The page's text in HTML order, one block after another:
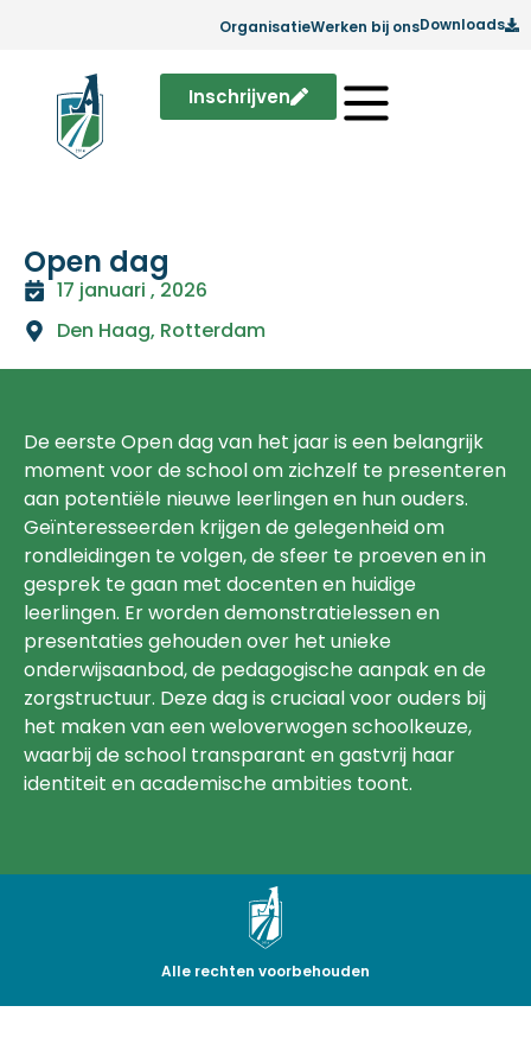
OrganisatieWerken bij onsDownloads
Inschrijven
Open dag
17 januari , 2026
Den Haag, Rotterdam
De eerste Open dag van het jaar is een belangrijk
moment voor de school om zichzelf te presenteren
aan potentiële nieuwe leerlingen en hun ouders.
Geïnteresseerden krijgen de gelegenheid om
rondleidingen te volgen, de sfeer te proeven en in
gesprek te gaan met docenten en huidige
leerlingen. Er worden demonstratielessen en
presentaties gehouden over het unieke
onderwijsaanbod, de pedagogische aanpak en de
zorgstructuur. Deze dag is cruciaal voor ouders bij
het maken van een weloverwogen schoolkeuze,
waarbij de school transparant en gastvrij haar
identiteit en academische ambities toont.
Alle rechten voorbehouden